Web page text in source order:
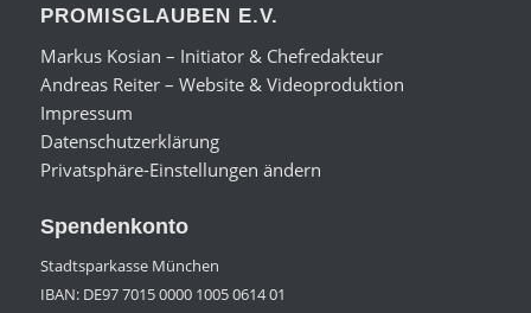
PROMISGLAUBEN E.V.
Markus Kosian – Initiator & Chefredakteur
Andreas Reiter – Website & Videoproduktion
Impressum
Datenschutzerklärung
Privatsphäre-Einstellungen ändern
Spendenkonto
Stadtsparkasse München
IBAN: DE97 7015 0000 1005 0614 01